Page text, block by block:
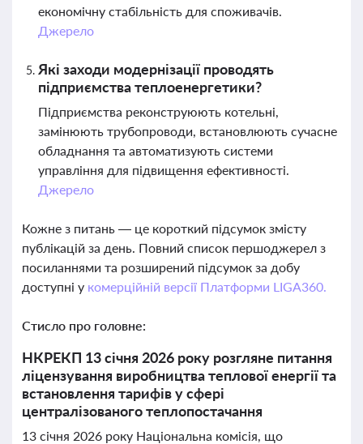
економічну стабільність для споживачів.
Джерело
Які заходи модернізації проводять
підприємства теплоенергетики?
Підприємства реконструюють котельні,
замінюють трубопроводи, встановлюють сучасне
обладнання та автоматизують системи
управління для підвищення ефективності.
Джерело
Кожне з питань — це короткий підсумок змісту
публікацій за день. Повний список першоджерел з
посиланнями та розширений підсумок за добу
доступні у комерційній версії Платформи LIGA360.
Стисло про головне:
НКРЕКП 13 січня 2026 року розгляне питання
ліцензування виробництва теплової енергії та
встановлення тарифів у сфері
централізованого теплопостачання
13 січня 2026 року Національна комісія, що